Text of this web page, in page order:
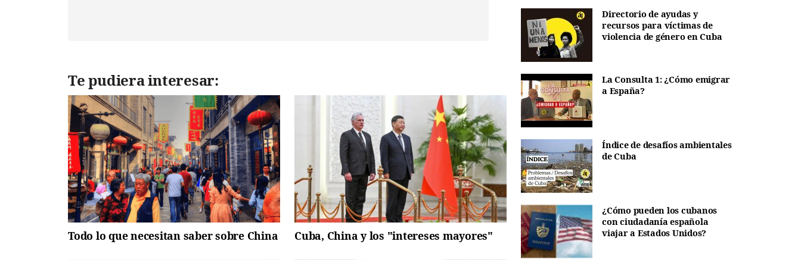
Te pudiera interesar:
Todo lo que necesitan saber sobre China Cuba, China y los "intereses mayores"
Directorio de ayudas y
recursos para víctimas de
violencia de género en Cuba
La Consulta 1: ¿Cómo emigrar
a España?
Índice de desafíos ambientales
de Cuba
¿Cómo pueden los cubanos
con ciudadanía española
viajar a Estados Unidos?